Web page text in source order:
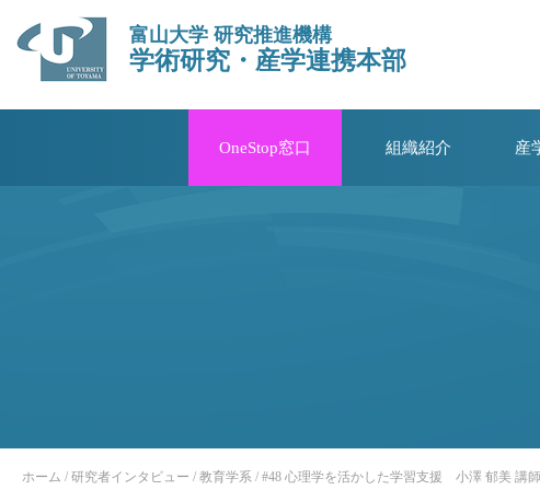
富山大学 研究推進機構
学術研究・産学連携本部
OneStop窓口 組織紹介 産
ホーム / 研究者インタビュー / 教育学系 / #48 心理学を活かした学習支援 小澤 郁美 講師